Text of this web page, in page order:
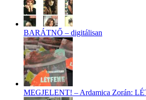
BARÁTNŐ – digitálisan
MEGJELENT! – Ardamica Zorán: